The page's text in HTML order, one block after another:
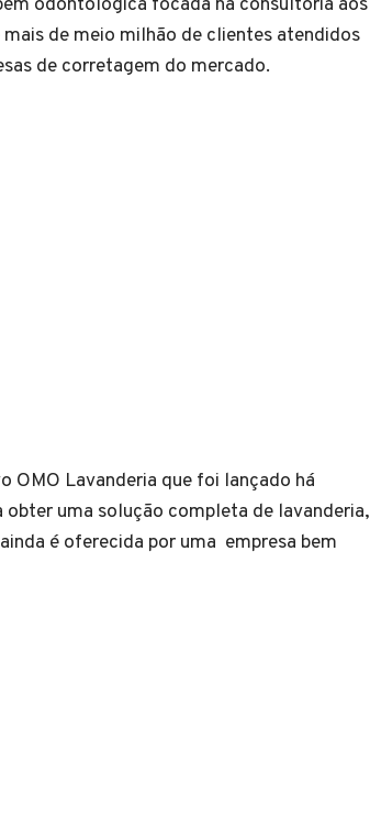
de meio milhão de clientes atendidos
de corretagem do mercado.
OMO Lavanderia que foi lançado há
uma solução completa de lavanderia,
é oferecida por uma empresa bem